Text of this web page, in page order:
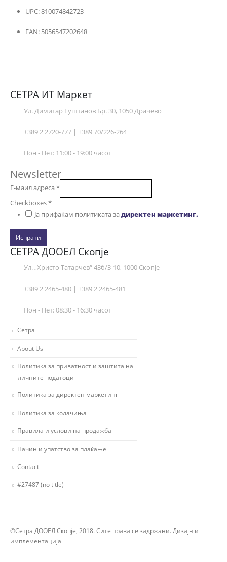
UPC: 810074842723
EAN: 5056547202648
СЕТРА ИТ Маркет
Ул. Димитар Гуштанов Бр. 30, 1050 Драчево
+389 2 2720-777 | +389 70/226-264
Пон - Пет: 11:00 - 19:00 часот
Newsletter
Е-маил адреса*
Checkboxes*
Ја прифаќам политиката задиректен маркетинг.
Испрати
СЕТРА ДООЕЛ Скопје
Ул. „Христо Татарчев“ 43б/3-10, 1000 Скопје
+389 2 2465-480 | +389 2 2465-481
Пон - Пет: 08:30 - 16:30 часот
Сетра
About Us
Политика за приватност и заштита на
личните податоци
Политика за директен маркетинг
Политика за колачиња
Правила и услови на продажба
Начин и упатство за плаќање
Contact
#27487 (no title)
©Сетра ДООЕЛ Скопје, 2018. Сите права се задржани. Дизајн и
имплементација